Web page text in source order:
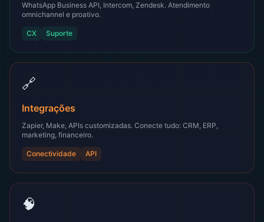
WhatsApp Business API, Intercom, Zendesk. Atendimento
omnichannel e proativo.
CX Suporte
🔗
Integrações
Zapier, Make, APIs customizadas. Conecte tudo: CRM, ERP,
marketing, financeiro.
Conectividade API
🧠